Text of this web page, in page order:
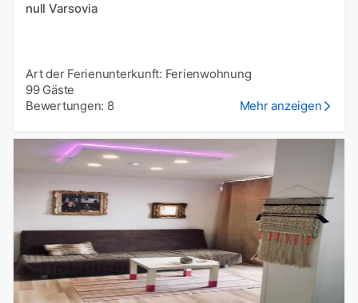
null Varsovia
Art der Ferienunterkunft: Ferienwohnung
99 Gäste
Bewertungen: 8
Mehr anzeigen